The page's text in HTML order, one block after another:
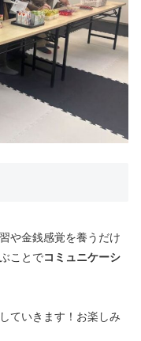
や金銭感覚を養うだけ
ことでコミュニケーシ
ていきます！お楽しみ